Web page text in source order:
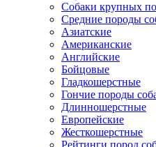
Собаки крупных
Средние породы
Азиатские
Американские
Английские
Бойцовые
Гладкошерстные
Гончие породы
Длинношерстные
Европейские
Жесткошерстные
Рейтинги пород